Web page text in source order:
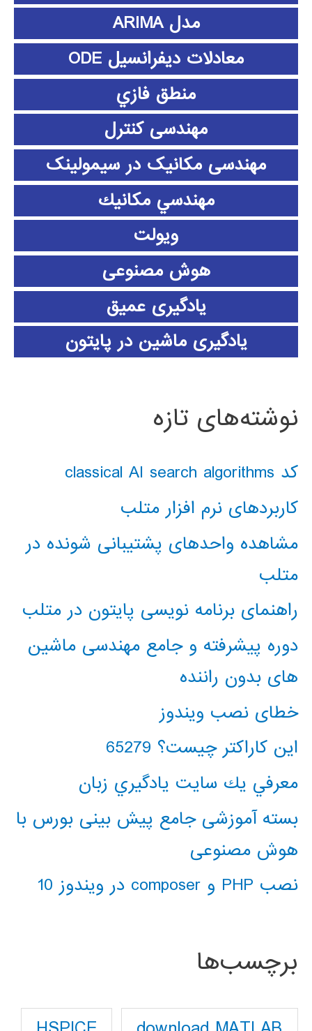
مدل ARIMA
معادلات دیفرانسیل ODE
منطق فازي
مهندسی کنترل
مهندسی مکانیک در سیمولینک
مهندسي مكانيك
ویولت
هوش مصنوعی
یادگیری عمیق
یادگیری ماشین در پایتون
نوشته‌های تازه
کد classical AI search algorithms
کاربردهای نرم افزار متلب
مشاهده واحدهای پشتیبانی شونده در
متلب
راهنمای برنامه نویسی پایتون در متلب
دوره پیشرفته و جامع مهندسی ماشین
های بدون راننده
خطای نصب ویندوز
این کاراکتر چیست؟ 65279
معرفي يك سايت يادگيري زبان
بسته آموزشی جامع پیش بینی بورس با
هوش مصنوعی
نصب PHP و composer در ویندوز 10
برچسب‌ها